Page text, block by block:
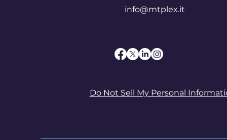
info@mtplex.it
Do Not Sell My Personal